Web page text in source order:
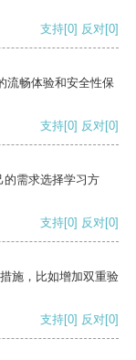
支持[0] 反对[0]
流畅体验和安全性保
支持[0] 反对[0]
的需求选择学习方
支持[0] 反对[0]
施，比如增加双重验
支持[0] 反对[0]